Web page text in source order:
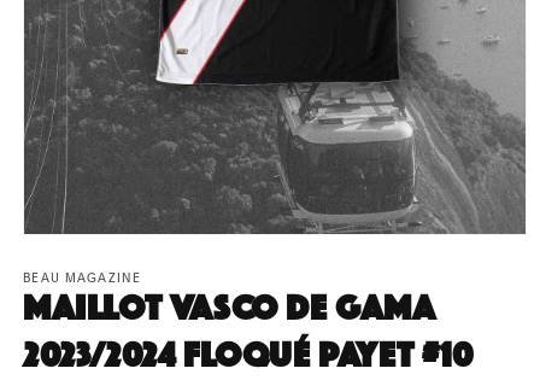
média
1
dans
fenêtre
modale
BEAU MAGAZINE
Maillot Vasco De Gama
2023/2024 floqué Payet #10